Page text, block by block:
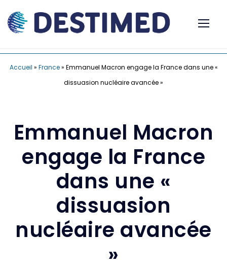
Accueil » France» Emmanuel Macron engage la France dans une «
dissuasion nucléaire avancée »
Emmanuel Macron
engage la France
dans une «
dissuasion
nucléaire avancée
»